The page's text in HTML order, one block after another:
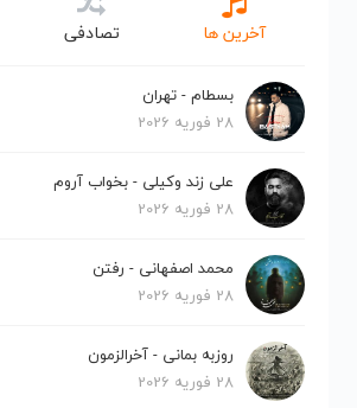
آخرین ها تصادفی
بسطام - تهران
28 فوریه 2026
علی زند وکیلی - بخواب آروم
28 فوریه 2026
محمد اصفهانی - رفتن
28 فوریه 2026
روزبه بمانی - آخرالزمون
28 فوریه 2026